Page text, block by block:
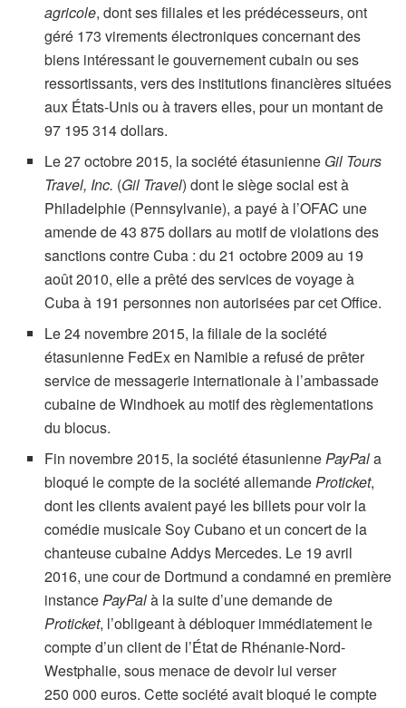
agricole, dont ses filiales et les prédécesseurs, ont
géré 173 virements électroniques concernant des
biens intéressant le gouvernement cubain ou ses
ressortissants, vers des institutions financières situées
aux États-Unis ou à travers elles, pour un montant de
97 195 314 dollars.
Le 27 octobre 2015, la société étasunienne Gil Tours
Travel, Inc. (Gil Travel) dont le siège social est à
Philadelphie (Pennsylvanie), a payé à l’OFAC une
amende de 43 875 dollars au motif de violations des
sanctions contre Cuba : du 21 octobre 2009 au 19
août 2010, elle a prêté des services de voyage à
Cuba à 191 personnes non autorisées par cet Office.
Le 24 novembre 2015, la filiale de la société
étasunienne FedEx en Namibie a refusé de prêter
service de messagerie internationale à l’ambassade
cubaine de Windhoek au motif des règlementations
du blocus.
Fin novembre 2015, la société étasunienne PayPala
bloqué le compte de la société allemande Proticket,
dont les clients avaient payé les billets pour voir la
comédie musicale Soy Cubano et un concert de la
chanteuse cubaine Addys Mercedes. Le 19 avril
2016, une cour de Dortmund a condamné en première
instance PayPalà la suite d’une demande de
Proticket, l’obligeant à débloquer immédiatement le
compte d’un client de l’État de Rhénanie-Nord-
Westphalie, sous menace de devoir lui verser
250 000 euros. Cette société avait bloqué le compte